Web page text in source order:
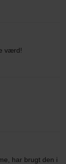
værd!
har brugt den i